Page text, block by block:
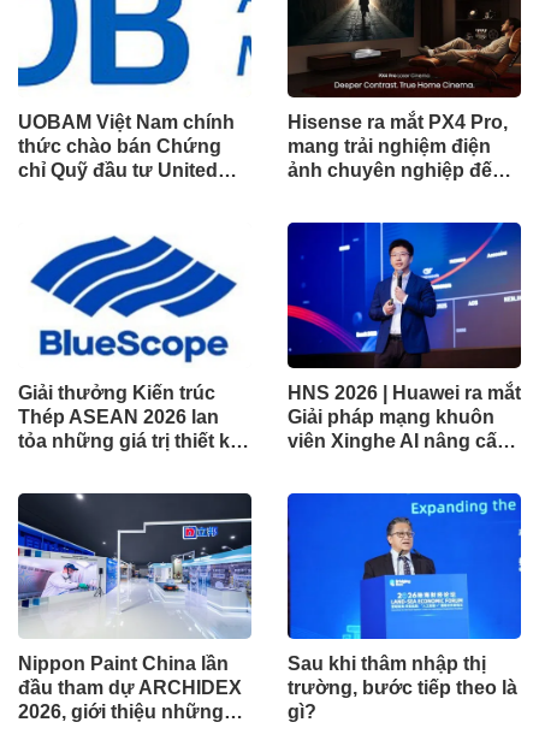
UOBAM Việt Nam chính
thức chào bán Chứng
chỉ Quỹ đầu tư United
Hisense ra mắt PX4 Pro,
mang trải nghiệm điện
ảnh chuyên nghiệp đến
Giải thưởng Kiến trúc
Thép ASEAN 2026 lan
tỏa những giá trị thiết kế
vực
HNS 2026 | Huawei ra mắt
Giải pháp mạng khuôn
viên Xinghe AI nâng cấp
Nippon Paint China lần
đầu tham dự ARCHIDEX
2026, giới thiệu những
Sau khi thâm nhập thị
trường, bước tiếp theo là
gì?